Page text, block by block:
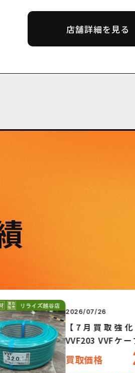
店舗詳細を見る
2026/07/26
【7月買取強化中！】
VVF203 VVFケーブル
白赤)灰 100m巻 1巻
買取価格